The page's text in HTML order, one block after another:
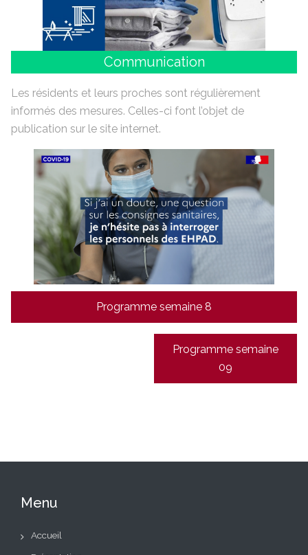
Communication
Les résidents et leurs proches sont régulièrement
informés des mesures. Celles-ci font l’objet de
publication sur le site internet.
Navigation
de
Programme semaine 8
Programme semaine
09
Menu
Accueil